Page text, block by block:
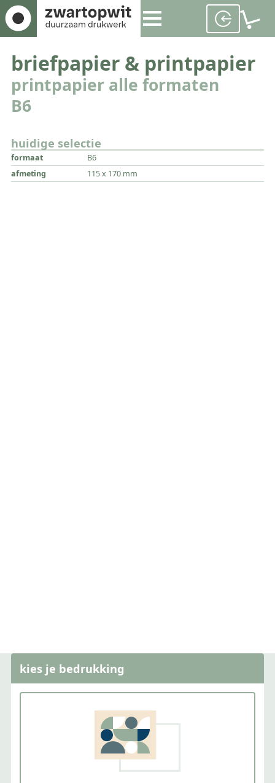
briefpapier & printpapier
printpapier alle formaten
B6
huidige selectie
formaat
B6
afmeting
115 x 170 mm
kies je bedrukking